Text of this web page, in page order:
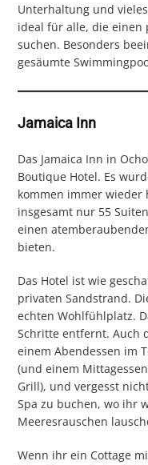
Unterhaltung und
ideal für alle, die einen
suchen. Besonders
gesäumte
Jamaica Inn
Das Jamaica Inn in
Boutique Hotel. Es
kommen immer wieder
insgesamt nur 55
einen
bieten.
Das Hotel ist wie
privaten Sandstrand.
echten Wohlfühlplatz.
Schritte entfernt. Auch
einem Abendessen im
(und einem
Grill), und vergesst
Spa zu buchen, wo ihr
Meeresrauschen
Wenn ihr ein Cottage